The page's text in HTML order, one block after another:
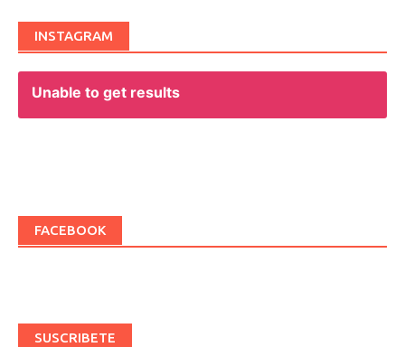
INSTAGRAM
Unable to get results
FACEBOOK
SUSCRIBETE